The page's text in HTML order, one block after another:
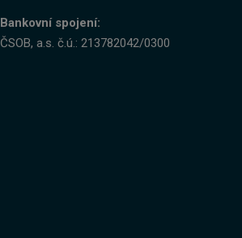
Bankovní spojení:
ČSOB, a.s. č.ú.: 213782042/0300